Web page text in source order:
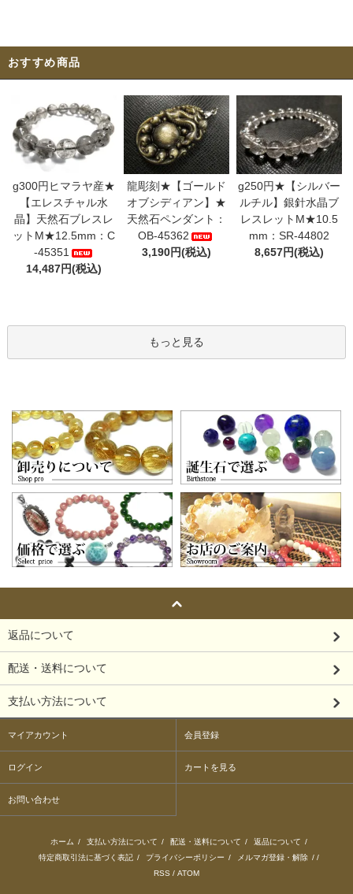
おすすめ商品
g300円ヒマラヤ産★
【エレスチャル水
晶】天然石ブレスレ
ットM★12.5mm：C
-45351
14,487円(税込)
龍彫刻★【ゴールド
オブシディアン】★
天然石ペンダント：
OB-45362
3,190円(税込)
g250円★【シルバー
ルチル】銀針水晶ブ
レスレットM★10.5
mm：SR-44802
8,657円(税込)
もっと見る
返品について
配送・送料について
支払い方法について
マイアカウント 会員登録
ログイン カートを見る
お問い合わせ
ホーム / 支払い方法について / 配送・送料について / 返品について /
特定商取引法に基づく表記 / プライバシーポリシー / メルマガ登録・解除 / /
RSS / ATOM